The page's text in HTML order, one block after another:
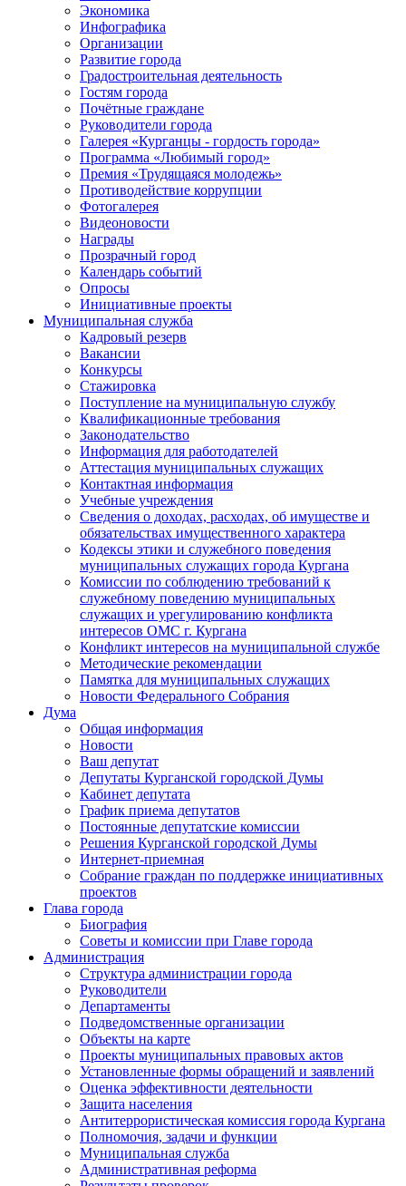
Экономика
Инфографика
Организации
Развитие города
Градостроительная деятельность
Гостям города
Почётные граждане
Руководители города
Галерея «Курганцы - гордость города»
Программа «Любимый город»
Премия «Трудящаяся молодежь»
Противодействие коррупции
Фотогалерея
Видеоновости
Награды
Прозрачный город
Календарь событий
Опросы
Инициативные проекты
Муниципальная служба
Кадровый резерв
Вакансии
Конкурсы
Стажировка
Поступление на муниципальную службу
Квалификационные требования
Законодательство
Информация для работодателей
Аттестация муниципальных служащих
Контактная информация
Учебные учреждения
Сведения о доходах, расходах, об имуществе и
обязательствах имущественного характера
Кодексы этики и служебного поведения
муниципальных служащих города Кургана
Комиссии по соблюдению требований к
служебному поведению муниципальных
служащих и урегулированию конфликта
интересов ОМС г. Кургана
Конфликт интересов на муниципальной службе
Методические рекомендации
Памятка для муниципальных служащих
Новости Федерального Cобрания
Дума
Общая информация
Новости
Ваш депутат
Депутаты Курганской городской Думы
Кабинет депутата
График приема депутатов
Постоянные депутатские комиссии
Решения Курганской городской Думы
Интернет-приемная
Собрание граждан по поддержке инициативных
проектов
Глава города
Биография
Советы и комиссии при Главе города
Администрация
Структура администрации города
Руководители
Департаменты
Подведомственные организации
Объекты на карте
Проекты муниципальных правовых актов
Установленные формы обращений и заявлений
Оценка эффективности деятельности
Защита населения
Антитеррористическая комиссия города Кургана
Полномочия, задачи и функции
Муниципальная служба
Административная реформа